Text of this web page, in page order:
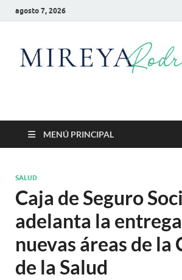
agosto 7, 2026
Mireya
MENÚ PRINCIPAL
SALUD
Caja de Seguro
adelanta la
nuevas áreas de la
de la Salud